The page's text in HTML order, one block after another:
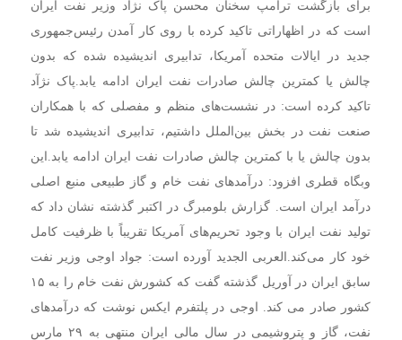
برای بازگشت ترامپ سخنان محسن پاک نژاد وزیر نفت ایران
است که در اظهاراتی تاکید کرده با روی کار آمدن رئیس‌جمهوری
جدید در ایالات متحده آمریکا، تدابیری اندیشیده شده که بدون
چالش یا کمترین چالش صادرات نفت ایران ادامه یابد. پاک نژآد
تاکید کرده است: در نشست‌های منظم و مفصلی که با همکاران
صنعت نفت در بخش بین‌الملل داشتیم، تدابیری اندیشیده شد تا
بدون چالش یا با کمترین چالش صادرات نفت ایران ادامه یابد. این
وبگاه قطری افزود: درآمدهای نفت خام و گاز طبیعی منبع اصلی
درآمد ایران است. گزارش بلومبرگ در اکتبر گذشته نشان داد که
تولید نفت ایران با وجود تحریم‌های آمریکا تقریباً با ظرفیت کامل
خود کار می‌کند. العربی الجدید آورده است: جواد اوجی وزیر نفت
سابق ایران در آوریل گذشته گفت که کشورش نفت خام را به ۱۵
کشور صادر می کند. اوجی در پلتفرم ایکس نوشت که درآمدهای
نفت، گاز و پتروشیمی در سال مالی ایران منتهی به ۲۹ مارس